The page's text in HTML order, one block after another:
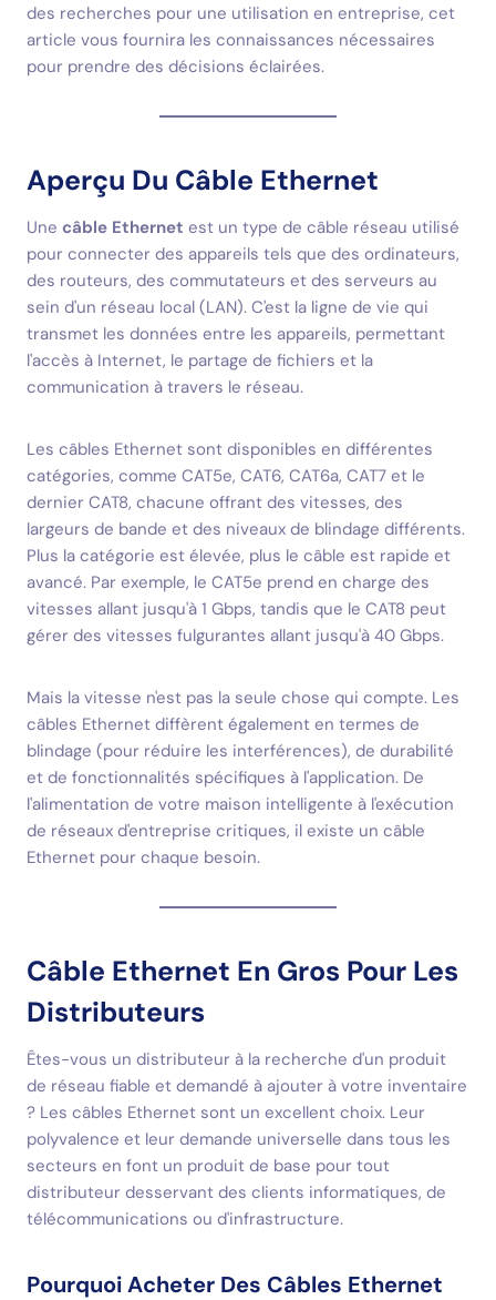
des recherches pour une utilisation en entreprise, cet
article vous fournira les connaissances nécessaires
pour prendre des décisions éclairées.
Aperçu Du Câble Ethernet
Une câble Ethernet est un type de câble réseau utilisé
pour connecter des appareils tels que des ordinateurs,
des routeurs, des commutateurs et des serveurs au
sein d'un réseau local (LAN). C'est la ligne de vie qui
transmet les données entre les appareils, permettant
l'accès à Internet, le partage de fichiers et la
communication à travers le réseau.
Les câbles Ethernet sont disponibles en différentes
catégories, comme CAT5e, CAT6, CAT6a, CAT7 et le
dernier CAT8, chacune offrant des vitesses, des
largeurs de bande et des niveaux de blindage différents.
Plus la catégorie est élevée, plus le câble est rapide et
avancé. Par exemple, le CAT5e prend en charge des
vitesses allant jusqu'à 1 Gbps, tandis que le CAT8 peut
gérer des vitesses fulgurantes allant jusqu'à 40 Gbps.
Mais la vitesse n'est pas la seule chose qui compte. Les
câbles Ethernet diffèrent également en termes de
blindage (pour réduire les interférences), de durabilité
et de fonctionnalités spécifiques à l'application. De
l'alimentation de votre maison intelligente à l'exécution
de réseaux d'entreprise critiques, il existe un câble
Ethernet pour chaque besoin.
Câble Ethernet En Gros Pour Les
Distributeurs
Êtes-vous un distributeur à la recherche d'un produit
de réseau fiable et demandé à ajouter à votre inventaire
? Les câbles Ethernet sont un excellent choix. Leur
polyvalence et leur demande universelle dans tous les
secteurs en font un produit de base pour tout
distributeur desservant des clients informatiques, de
télécommunications ou d'infrastructure.
Pourquoi Acheter Des Câbles Ethernet